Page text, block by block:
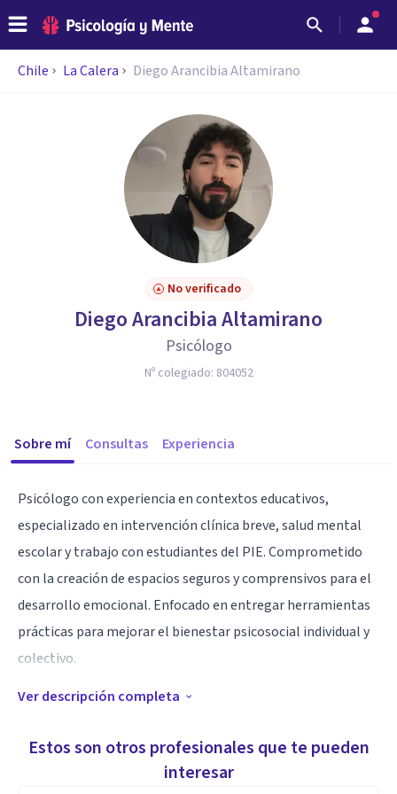
Chile La Calera Diego Arancibia Altamirano
No verificado
Diego Arancibia Altamirano
Psicólogo
Nº colegiado: 804052
Sobre mí Consultas Experiencia
Psicólogo con experiencia en contextos educativos,
especializado en intervención clínica breve, salud mental
escolar y trabajo con estudiantes del PIE. Comprometido
con la creación de espacios seguros y comprensivos para el
desarrollo emocional. Enfocado en entregar herramientas
prácticas para mejorar el bienestar psicosocial individual y
colectivo.
en Psique y Praxis, y también en La Ligua en centro Khunpay
Ver descripción completa
Estos son otros profesionales que te pueden
interesar